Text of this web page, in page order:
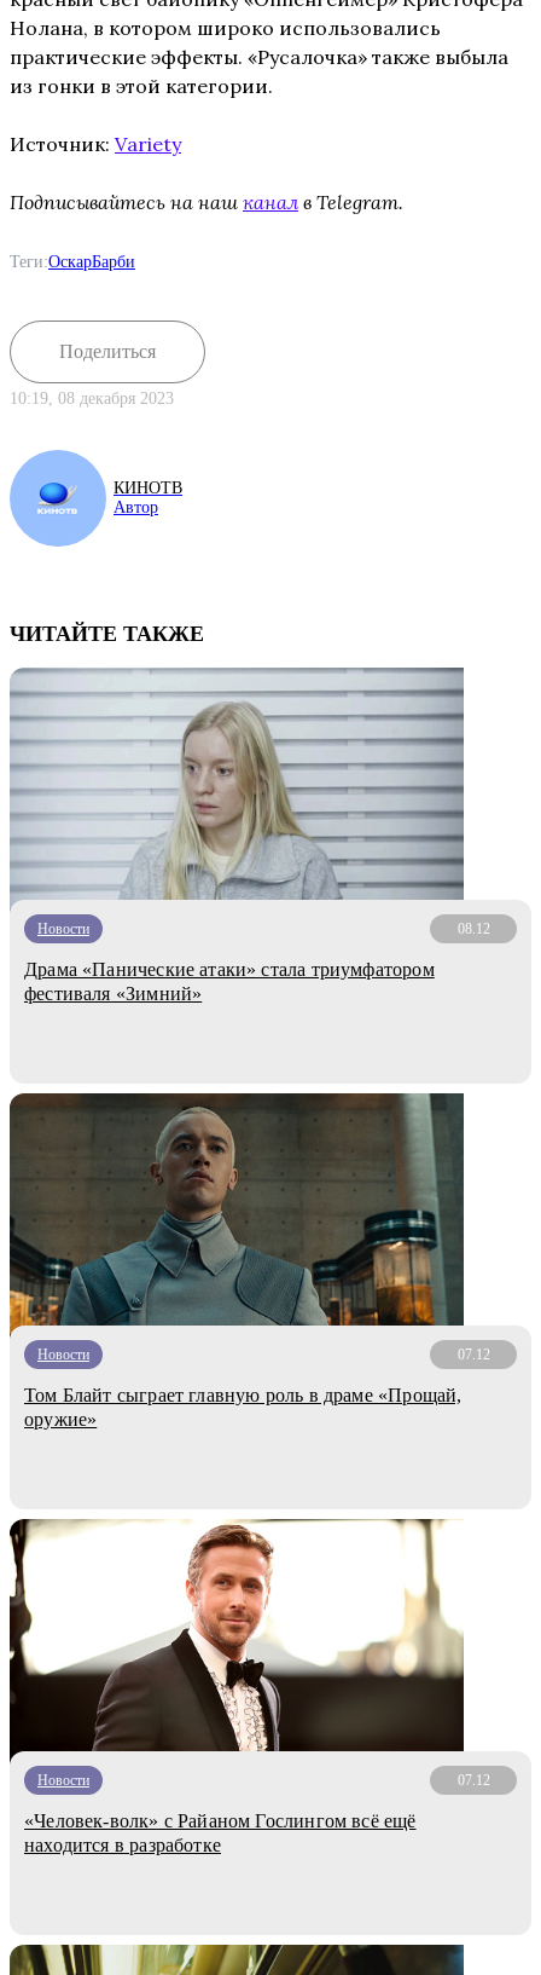
Нолана, в котором широко использовались
практические эффекты. «Русалочка» также выбыла
из гонки в этой категории.
Источник: Variety
Подписывайтесь на наш канал в Telegram.
Теги:ОскарБарби
Поделиться
10:19, 08 декабря 2023
КИНОТВ
Автор
ЧИТАЙТЕ ТАКЖЕ
Новости 08.12
Драма «Панические атаки» стала триумфатором
фестиваля «Зимний»
Новости 07.12
Том Блайт сыграет главную роль в драме «Прощай,
оружие»
Новости 07.12
«Человек-волк» с Райаном Гослингом всё ещё
находится в разработке